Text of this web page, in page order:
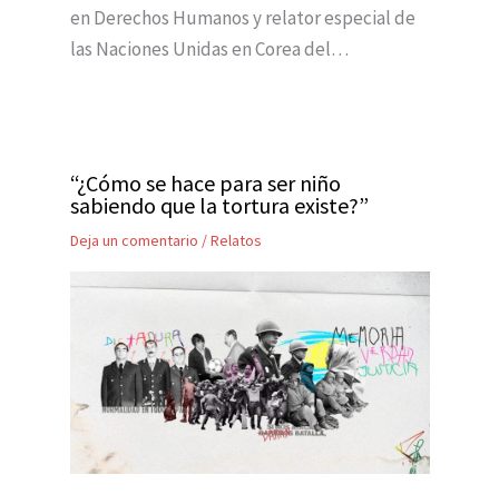
en Derechos Humanos y relator especial de
las Naciones Unidas en Corea del…
“¿Cómo se hace para ser niño
sabiendo que la tortura existe?”
Deja un comentario /Relatos